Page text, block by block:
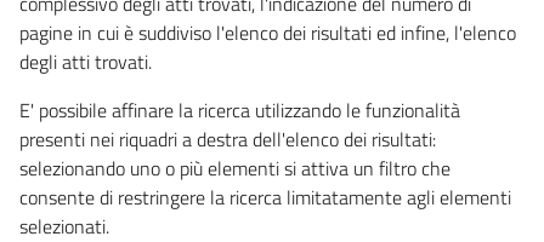
pagine in cui è suddiviso l'elenco dei risultati ed infine, l'elenco
degli atti trovati.
E' possibile affinare la ricerca utilizzando le funzionalità
presenti nei riquadri a destra dell'elenco dei risultati:
selezionando uno o più elementi si attiva un filtro che
consente di restringere la ricerca limitatamente agli elementi
selezionati.